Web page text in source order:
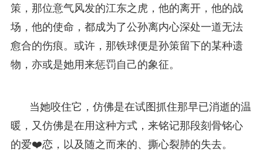
策，那位意气风发的江东之虎，他的离开，他的战
场，他的使命，都成为了公孙离内心深处一道无法
愈合的伤痕。或许，那铁球便是孙策留下的某种遗
物，亦或是她用来惩罚自己的象征。
当她咬住它，仿佛是在试图抓住那早已消逝的温
暖，又仿佛是在用这种方式，来铭记那段刻骨铭心
的爱❤️恋，以及随之而来的、撕心裂肺的失去。